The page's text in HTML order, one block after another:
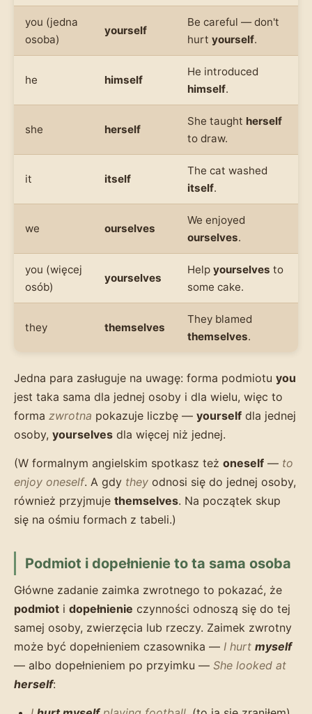
you (jedna
osoba)
yourself
Be careful — don't
hurt yourself.
he himself
He introduced
himself.
she herself
She taught herself
to draw.
it itself
The cat washed
itself.
we ourselves
We enjoyed
ourselves.
you (więcej
osób)
yourselves
Help yourselves to
some cake.
they themselves
They blamed
themselves.
Jedna para zasługuje na uwagę: forma podmiotu you
jest taka sama dla jednej osoby i dla wielu, więc to
forma zwrotna pokazuje liczbę — yourself dla jednej
osoby, yourselves dla więcej niż jednej.
(W formalnym angielskim spotkasz też oneself — to
enjoy oneself. A gdy they odnosi się do jednej osoby,
również przyjmuje themselves. Na początek skup
się na ośmiu formach z tabeli.)
Podmiot i dopełnienie to ta sama osoba
Główne zadanie zaimka zwrotnego to pokazać, że
podmiot i dopełnienie czynności odnoszą się do tej
samej osoby, zwierzęcia lub rzeczy. Zaimek zwrotny
może być dopełnieniem czasownika — I hurt myself
— albo dopełnieniem po przyimku — She looked at
herself: